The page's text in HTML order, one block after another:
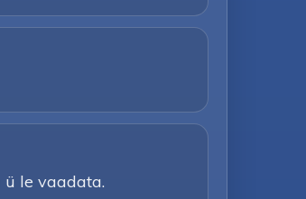
ü le vaadata.